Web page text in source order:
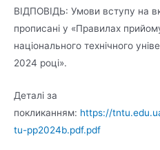
ВІДПОВІДЬ: Умови вступу на
прописані у «Правилах
національного технічного
2024 році».
Деталі за
покликанням: https://
tu-pp2024b.pdf.pdf